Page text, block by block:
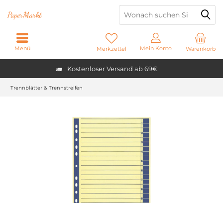
Kostenloser Versand ab 69€
PaperMarkt
Warenkorb
Merkzettel Mein Konto
Menü
Trennblätter & Trennstreifen